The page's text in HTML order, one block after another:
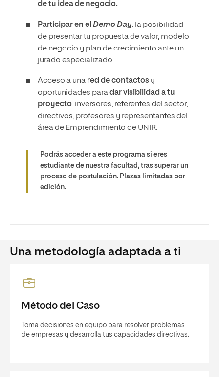
de tu idea de negocio.
Participar en el Demo Day: la posibilidad
de presentar tu propuesta de valor, modelo
de negocio y plan de crecimiento ante un
jurado especializado.
Acceso a una red de contactos y
oportunidades paradar visibilidad a tu
proyecto: inversores, referentes del sector,
directivos, profesores y representantes del
área de Emprendimiento de UNIR.
Podrás acceder a este programa si eres
estudiante de nuestra facultad, tras superar un
proceso de postulación. Plazas limitadas por
edición.
Una metodología adaptada a ti
Método del Caso
Toma decisiones en equipo para resolver problemas
de empresas y desarrolla tus capacidades directivas.